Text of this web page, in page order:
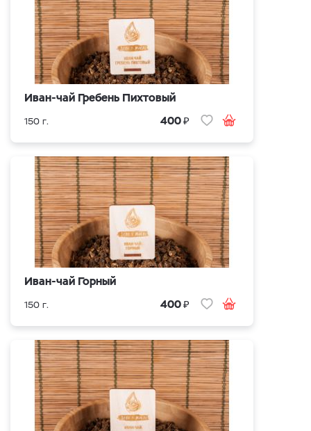
Иван-чай Гребень Пихтовый
150 г. 400₽
Иван-чай Горный
150 г. 400₽